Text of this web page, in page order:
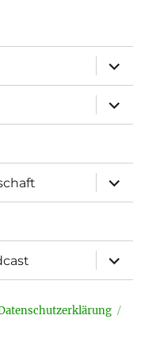
öffnen
öffnen
öffnen
öffnen